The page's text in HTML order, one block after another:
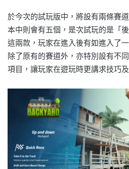
於今次的試玩版中，將設有兩條賽
本中則會有五個，是次試玩的是「
這兩款，玩家在進入後有如進入了
除了原有的賽道外，亦特別設有不
項目，讓玩家在遊玩時更講求技巧